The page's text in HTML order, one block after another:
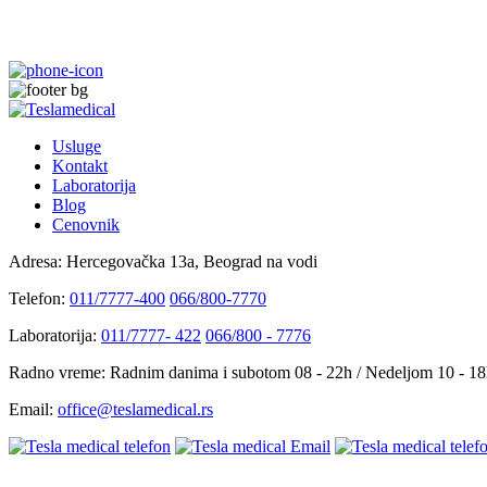
Usluge
Kontakt
Laboratorija
Blog
Cenovnik
Adresa: Hercegovačka 13a, Beograd na vodi
Telefon: 011/7777-400 066/800-7770
Laboratorija: 011/7777- 422 066/800 - 7776
Radno vreme: Radnim danima i subotom 08 - 22h / Nedeljom 10 -
Email: office@teslamedical.rs